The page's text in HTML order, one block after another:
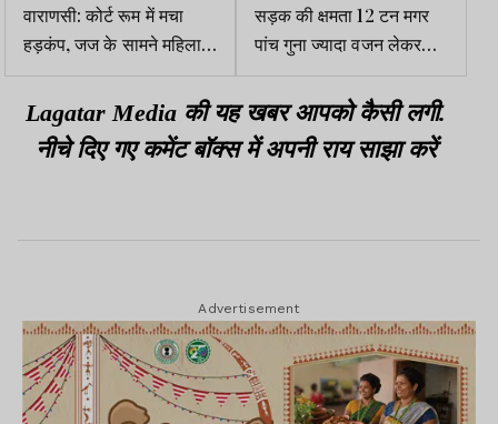
वाराणसी: कोर्ट रूम में मचा
हड़कंप, जज के सामने महिला ने
निकाला चाकू
सड़क की क्षमता 12 टन मगर
पांच गुना ज्यादा वजन लेकर
चल रही गाड़ियां, कंपनियों ने
जताया एतराज
Lagatar Media की यह खबर आपको कैसी लगी.
नीचे दिए गए कमेंट बॉक्स में अपनी राय साझा करें
Advertisement